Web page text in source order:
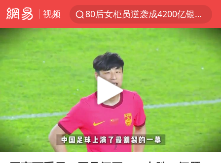
视频
80后女柜员逆袭成4200亿银行副行长
郑国霖回应去景区上班被保安拦下
金饰克价大幅跳涨
台风白海豚可能在浙闽沿海登陆
多地要求领导干部带头休假
24小时不关空调 电费会更低吗
龚宝冬烈士安葬仪式举行
女子利用漏洞0元买了3千台电器
Play
00:00